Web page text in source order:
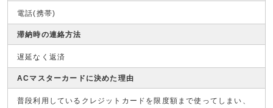
電話(携帯)
滞納時の連絡方法
遅延なく返済
ACマスターカードに決めた理由
普段利用しているクレジットカードを限度額まで使ってしまい、